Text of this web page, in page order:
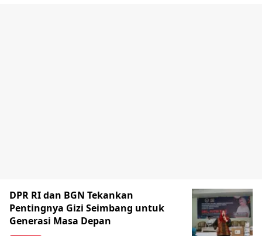
DPR RI dan BGN Tekankan
Pentingnya Gizi Seimbang untuk
Generasi Masa Depan